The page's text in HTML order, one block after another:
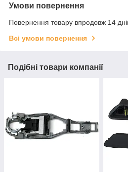
Умови повернення
Повернення товару впродовж 14
Всі умови повернення
Подібні товари компанії